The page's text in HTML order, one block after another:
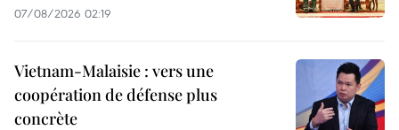
07/08/2026 02:19
Vietnam-Malaisie : vers une
coopération de défense plus
concrète